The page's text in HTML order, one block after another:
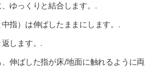
ゆっくりと結合します。.
指）は伸ばしたままにします。.
します。.
伸ばした指が床/地面に触れるように